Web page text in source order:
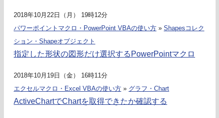
2018年10月22日（月） 19時12分
パワーポイントマクロ・PowerPoint VBAの使い方 » Shapesコレク
ション・Shapeオブジェクト
指定した形状の図形だけ選択するPowerPointマクロ
2018年10月19日（金） 16時11分
エクセルマクロ・Excel VBAの使い方 » グラフ・Chart
ActiveChartでChartを取得できたか確認する